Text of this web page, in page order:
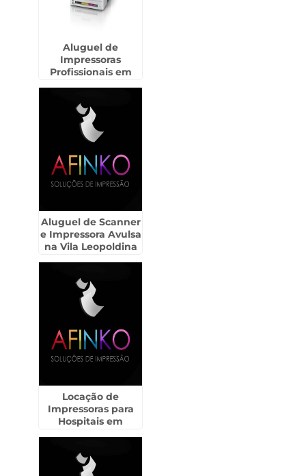
Aluguel de
Impressoras
Profissionais em
Aluguel de Scanner
e Impressora Avulsa
na Vila Leopoldina
Locação de
Impressoras para
Hospitais em